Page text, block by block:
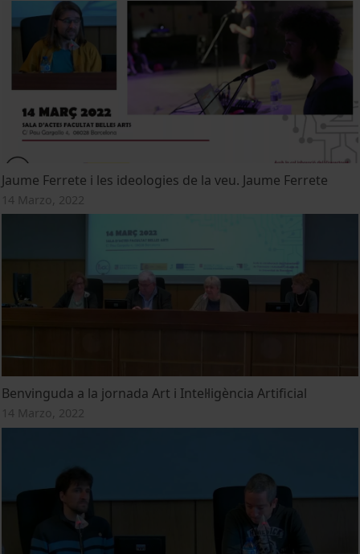
Jaume Ferrete i les ideologies de la veu. Jaume Ferrete
14 Marzo, 2022
Benvinguda a la jornada Art i Intel·ligència Artificial
14 Marzo, 2022